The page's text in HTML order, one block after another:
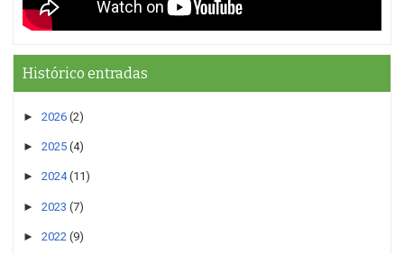
Histórico entradas
► 2026 (2)
► 2025 (4)
► 2024 (11)
► 2023 (7)
► 2022 (9)